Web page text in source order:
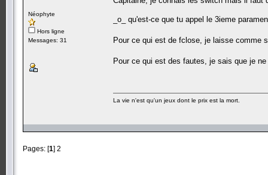
Néophyte
Hors ligne
Messages: 31
_o_ qu'est-ce que tu appel le 3ieme
Pour ce qui est de fclose, je laisse comme
Pour ce qui est des fautes, je sais que je
La vie n'est qu'un jeux dont le prix est la mort.
Pages: [1] 2